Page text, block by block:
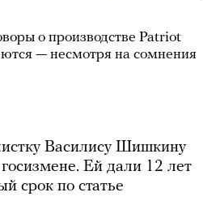
о производстве Patriot
— несмотря на сомнения
Василису Шишкину
Ей дали 12 лет
срок по статье